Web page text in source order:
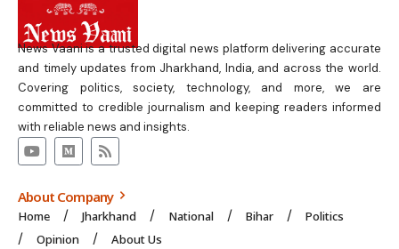
News Vaani is a trusted digital news platform delivering accurate
and timely updates from Jharkhand, India, and across the world.
Covering politics, society, technology, and more, we are
committed to credible journalism and keeping readers informed
with reliable news and insights.
About Company
Home Jharkhand National Bihar
Politics
Opinion
About Us